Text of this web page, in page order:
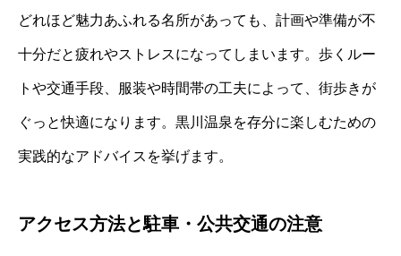
どれほど魅力あふれる名所があっても、計画や準備が不
十分だと疲れやストレスになってしまいます。歩くルー
トや交通手段、服装や時間帯の工夫によって、街歩きが
ぐっと快適になります。黒川温泉を存分に楽しむための
実践的なアドバイスを挙げます。
アクセス方法と駐車・公共交通の注意